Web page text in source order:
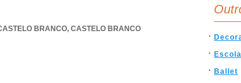
BRANCO, CASTELO BRANCO
Escola
Ballet